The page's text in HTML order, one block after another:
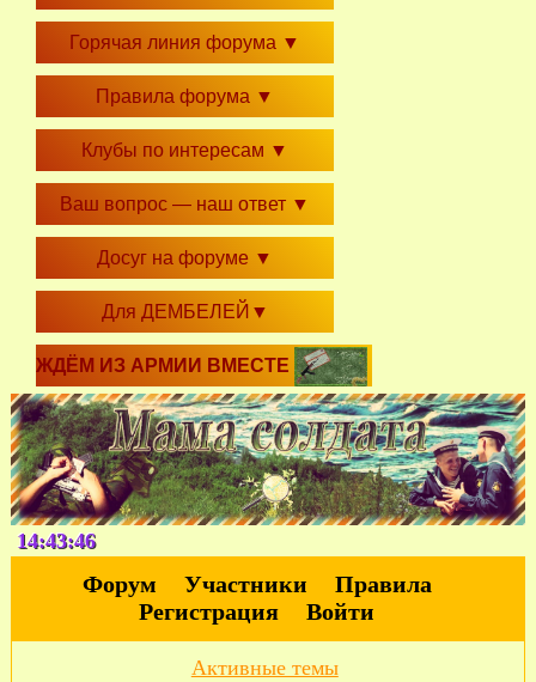
Горячая линия форума ▼
Правила форума ▼
Клубы по интересам ▼
Ваш вопрос — наш ответ ▼
Досуг на форуме ▼
Для ДЕМБЕЛЕЙ ▼
ЖДЁМ ИЗ АРМИИ ВМЕСТЕ
14:43:46
Форум Участники
Правила
Регистрация
Войти
Активные темы